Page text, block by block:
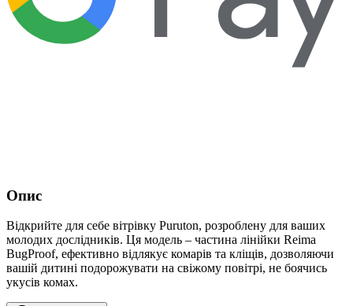
Опис
Відкрийте для себе вітрівку Puruton, розроблену для ваших
молодих дослідників. Ця модель – частина лінійки Reima
BugProof, ефективно відлякує комарів та кліщів, дозволяючи
вашій дитині подорожувати на свіжому повітрі, не боячись
укусів комах.